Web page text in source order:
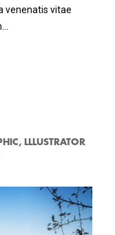
venenatis vitae
, LLLUSTRATOR